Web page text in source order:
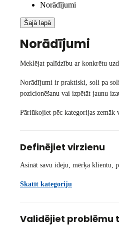
Norādījumi
Šajā lapā
Norādījumi
Meklējat palīdzību ar konkrētu
Norādījumi ir praktiski, soli pa
pozicionēšanu vai izpētāt jaunu
Pārlūkojiet pēc kategorijas
Definējiet virzienu
Asināt savu ideju, mērķa klientu,
Skatīt kategoriju
Validējiet problēmu